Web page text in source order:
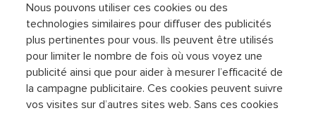
Nous pouvons utiliser ces cookies ou des
technologies similaires pour diffuser des publicités
plus pertinentes pour vous. Ils peuvent être utilisés
pour limiter le nombre de fois où vous voyez une
publicité ainsi que pour aider à mesurer l’efficacité de
la campagne publicitaire. Ces cookies peuvent suivre
vos visites sur d’autres sites web. Sans ces cookies